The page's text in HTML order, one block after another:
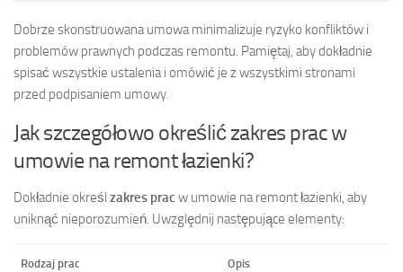
Dobrze skonstruowana umowa minimalizuje ryzyko konfliktów i
problemów prawnych podczas remontu. Pamiętaj, aby dokładnie
spisać wszystkie ustalenia i omówić je z wszystkimi stronami
przed podpisaniem umowy.
Jak szczegółowo określić zakres prac w
umowie na remont łazienki?
Dokładnie określ zakres prac w umowie na remont łazienki, aby
uniknąć nieporozumień. Uwzględnij następujące elementy:
Rodzaj prac Opis